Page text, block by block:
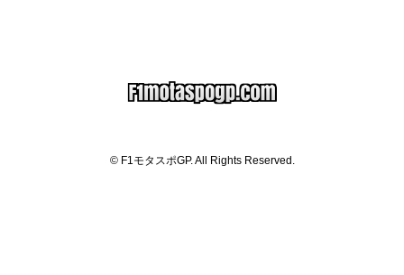
© F1モタスポGP. All Rights Reserved.